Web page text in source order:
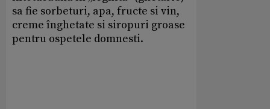
sa fie sorbeturi, apa, fructe si vin,
creme înghetate si siropuri groase
pentru ospetele domnesti.